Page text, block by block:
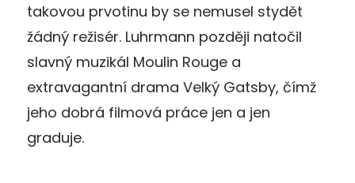
takovou prvotinu by se nemusel stydět
žádný režisér. Luhrmann později natočil
slavný muzikál Moulin Rouge a
extravagantní drama Velký Gatsby, čímž
jeho dobrá filmová práce jen a jen
graduje.